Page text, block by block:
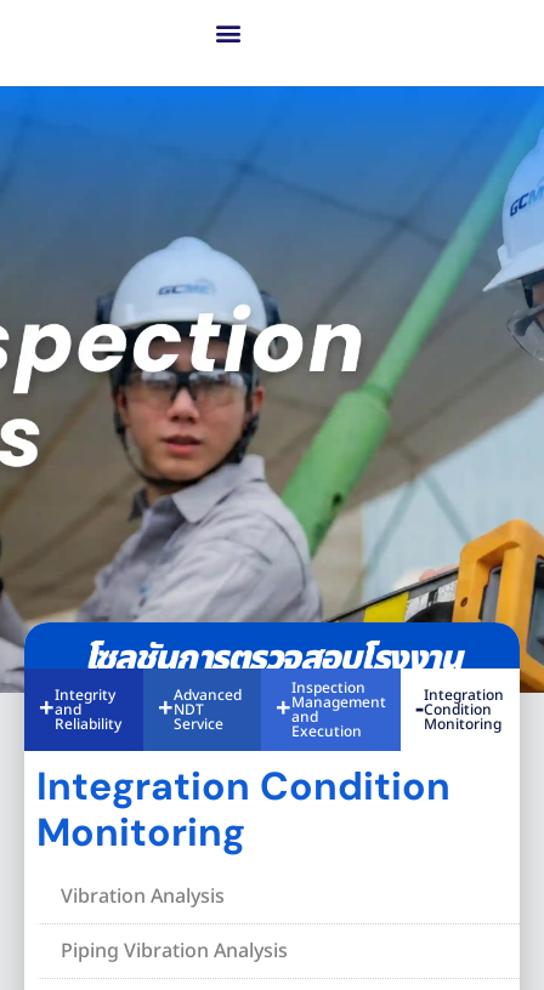
โซลูชันการตรวจสอบโรงงาน
Integrity
and
Reliability
Advanced
NDT
Service
Inspection
Management
and
Execution
Integration
Condition
Monitoring
Integration Condition
Monitoring
Vibration Analysis
Piping Vibration Analysis